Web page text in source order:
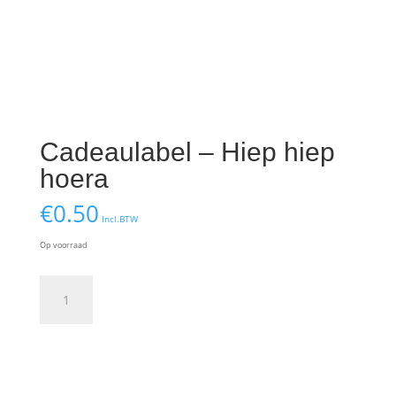
Cadeaulabel – Hiep hiep
hoera
€0.50 Incl.BTW
Op voorraad